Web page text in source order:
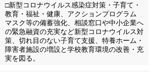
□新型コロナウイルス感染症対策・子育て・
教育・福祉・健康、アクションプログラム
マスク等の備蓄強化、相談窓口や中小企業へ
の緊急融資の充実など新型コロナウイルス対
策、切れ目のない子育て支援、特養ホーム・
障害者施設の増設と学校教育環境の改善・充
実を図る。